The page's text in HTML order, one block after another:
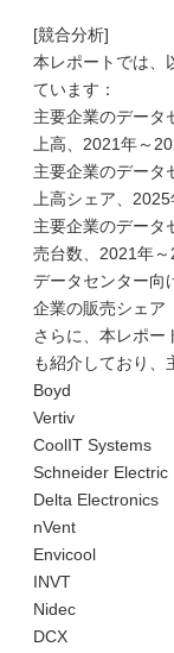
[競合分析]
本レポートでは、
ています：
主要企業のデータ
上高、2021年～
主要企業のデータ
上高シェア、2025
主要企業のデータ
売台数、2021年～
データセンター向
企業の販売シェア
さらに、本レポー
も紹介しており、
Boyd
Vertiv
CoolIT Systems
Schneider Electric
Delta Electronics
nVent
Envicool
INVT
Nidec
DCX